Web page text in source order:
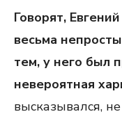
Говорят,
весьма
тем, у него был
невероятная
высказывался,